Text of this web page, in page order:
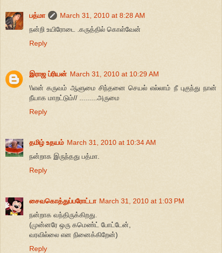
பத்மா
March 31, 2010 at 8:28 AM
நன்றி உயிரோடை .கருத்தில் கொள்வேன்
Reply
இராஜ ப்ரியன் March 31, 2010 at 10:29 AM
\\என் கருவம் ஆளுமை சிந்தனை செயல் எல்லாம் நீ புகுந்து நான்
நீயாக மாறட்டும்// .........அருமை
Reply
தமிழ் உதயம் March 31, 2010 at 10:34 AM
நன்றாக இருந்தது பத்மா.
Reply
சைவகொத்துப்பரோட்டா March 31, 2010 at 1:03 PM
நன்றாக வந்திருக்கிறது.
(முன்னரே ஒரு கமெண்ட் போட்டேன்,
வரவில்லை என நினைக்கிறேன்)
Reply